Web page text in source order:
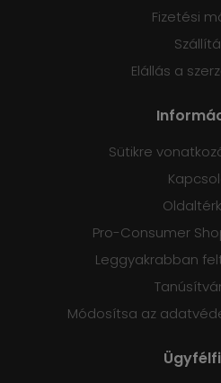
Fizetési
Elállás a
Sütikre
Pro-Consumer
Leggyakrabban
Módosítsa az